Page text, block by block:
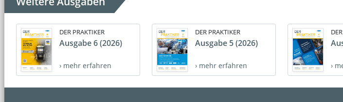
DER PRAKTIKER
Ausgabe 6 (2026)
› mehr erfahren
DER PRAKTIKER
Ausgabe 5 (2026)
› mehr erfahren ›